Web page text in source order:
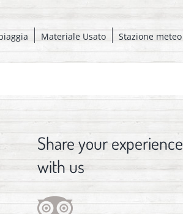
Materiale Usato Stazione meteo
Share your experience
with us